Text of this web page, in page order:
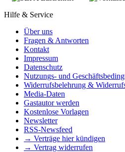
Hilfe & Service
Über uns
Fragen & Antworten
Kontakt
Impressum
Datenschutz
Nutzungs- und
Widerrufsbelehrung &
Media-Daten
Gastautor werden
Kostenlose Vorlagen
Newsletter
RSS-Newsfeed
→ Verträge hier kündigen
→ Vertrag widerrufen